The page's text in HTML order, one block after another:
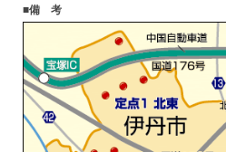
■備 考